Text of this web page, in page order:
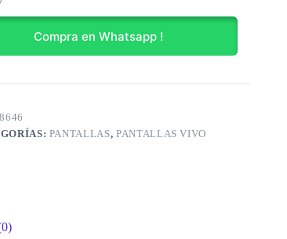
Compra en Whatsapp !
8646
PANTALLAS, PANTALLAS VIVO